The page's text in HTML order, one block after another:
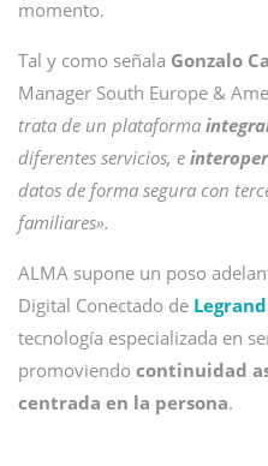
momento.
Tal y como señala Gonzalo
Manager South Europe &
trata de un plataforma
diferentes servicios, e
datos de forma segura con
familiares».
ALMA supone un poso
Digital Conectado de
tecnología especializada en
promoviendo continuidad
centrada en la persona.